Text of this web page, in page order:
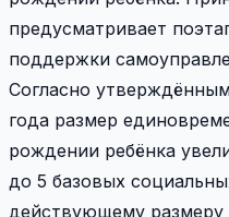
предусматривает
поддержки
Согласно
года размер
рождении ребёнка
до 5 базовых
действующему размеру